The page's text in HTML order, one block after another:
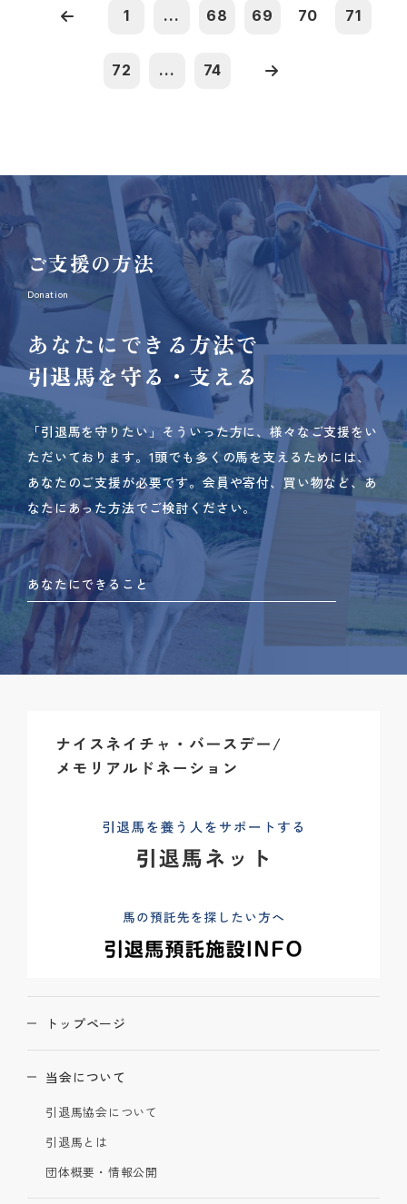
1 ... 68 69 70 71
72 ... 74
ご支援の方法
Donation
あなたにできる方法で
引退馬を守る・支える
「引退馬を守りたい」そういった方に、様々なご支援をい
ただいております。 1頭でも多くの馬を支えるためには、
あなたのご支援が必要です。 会員や寄付、買い物など、あ
なたにあった方法でご検討ください。
あなたにできること
トップページ
当会について
引退馬協会について
引退馬とは
団体概要・情報公開